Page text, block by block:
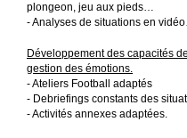
plongeon, jeu aux pieds…
- Analyses de situations en
Développement des capacités
gestion des émotions.
- Ateliers Football adaptés
- Debriefings constants des
- Activités annexes adaptées.